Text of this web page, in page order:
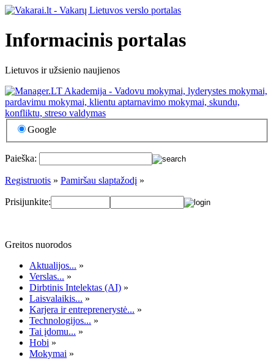
Informacinis portalas
Lietuvos ir užsienio naujienos
Google
Paieška:
Registruotis » Pamiršau slaptažodį »
Prisijunkite:
Greitos nuorodos
Aktualijos... »
Verslas... »
Dirbtinis Intelektas (AI) »
Laisvalaikis... »
Karjera ir entreprenerystė... »
Technologijos... »
Tai įdomu... »
Hobi »
Mokymai »